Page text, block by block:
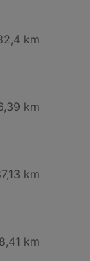
km
km
km
km